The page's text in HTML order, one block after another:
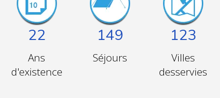
22
Ans
d'existence
149
Séjours
123
Villes
desservies